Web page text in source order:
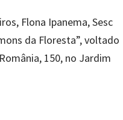
Flona Ipanema, Sesc
da Floresta”, voltado
150, no Jardim